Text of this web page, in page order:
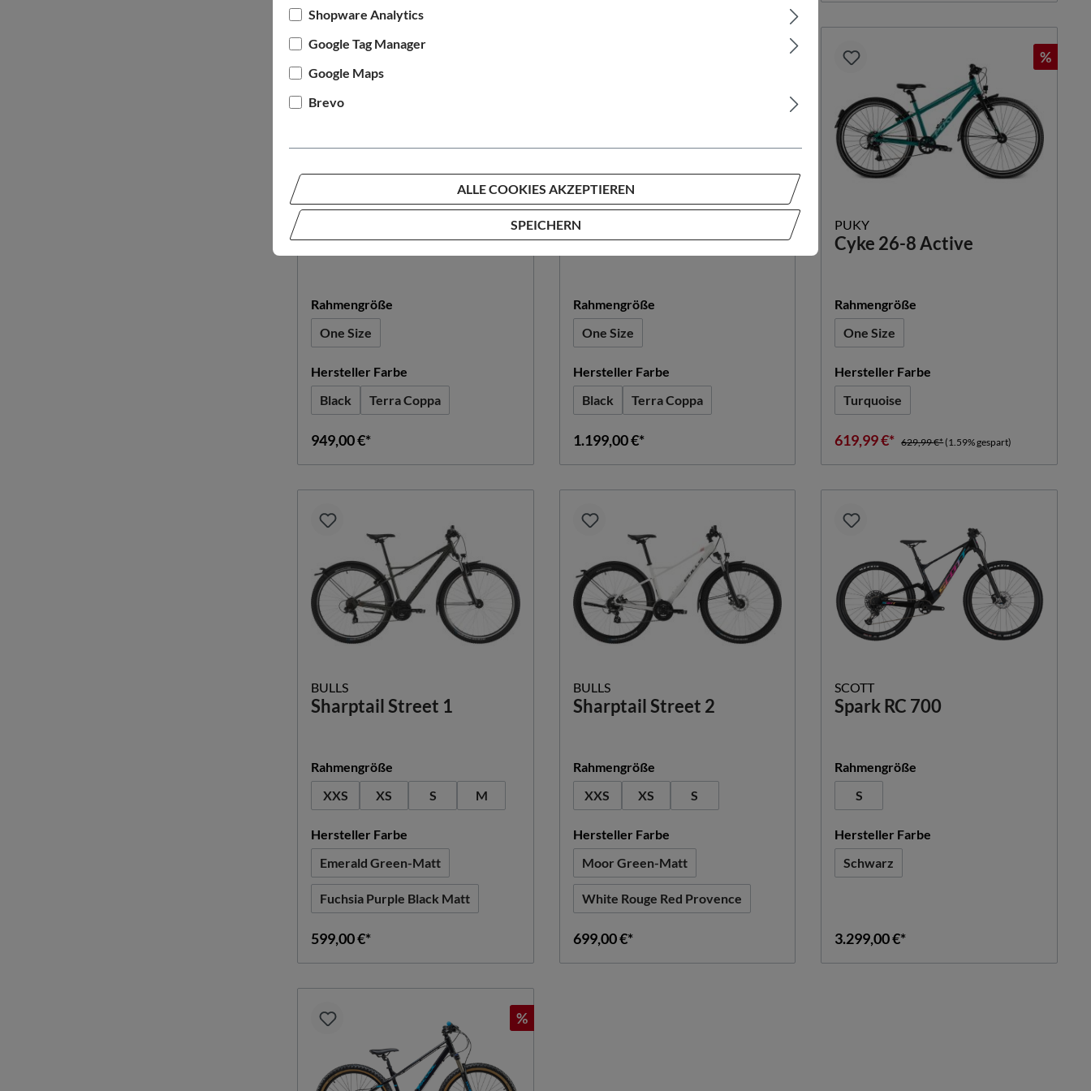
Woom OFF 6 2.Gen
Rahmengröße
One Size
Hersteller Farbe
Black
Terra Coppa
949,00 €*
WOOM
woom OFF AIR 6
Rahmengrößeauswählen
One Size
Hersteller Farbeauswählen
Black
Terra Coppa
1.199,00 €*
%
PUKY
Cyke 26-8 Active
Rahmengröße
One Size
Hersteller Farbe
Turquoise
619,99 €* 629,99 €*(1.59% gespart)
BULLS
Sharptail Street 1
Rahmengröße
XXS
XS (Diese Option ist zurzeit nicht verfügbar.)
S(Diese Option ist zurzeit nicht verfügbar.)
M
Hersteller Farbe
Emerald Green-Matt
Fuchsia Purple Black Matt
(Diese Option ist zurzeit nicht verfügbar.)
599,00 €*
BULLS
Sharptail Street 2
Rahmengrößeauswählen
XXS
XS S
Hersteller Farbeauswählen
Moor Green-Matt
(Diese Option ist zurzeit nicht verfügbar.)
White Rouge Red Provence
699,00 €*
SCOTT
Spark RC 700
Rahmengröße
S
Hersteller Farbe
Schwarz
3.299,00 €*
%
Shopware Analytics
Google Tag Manager
Google Maps
Brevo
ALLE COOKIES AKZEPTIEREN
SPEICHERN